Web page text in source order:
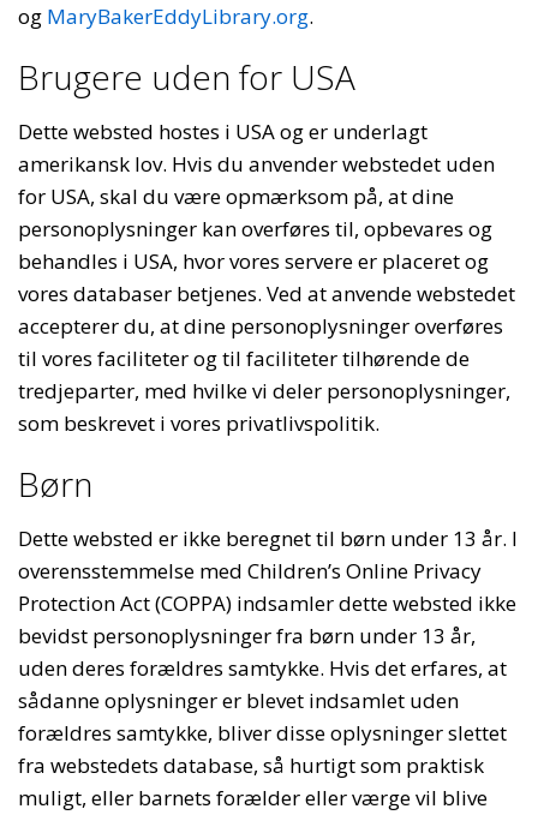
og MaryBakerEddyLibrary.org.
Brugere uden for USA
Dette websted hostes i USA og er underlagt
amerikansk lov. Hvis du anvender webstedet uden
for USA, skal du være opmærksom på, at dine
personoplysninger kan overføres til, opbevares og
behandles i USA, hvor vores servere er placeret og
vores databaser betjenes. Ved at anvende webstedet
accepterer du, at dine personoplysninger overføres
til vores faciliteter og til faciliteter tilhørende de
tredjeparter, med hvilke vi deler personoplysninger,
som beskrevet i vores privatlivspolitik.
Børn
Dette websted er ikke beregnet til børn under 13 år. I
overensstemmelse med Children’s Online Privacy
Protection Act (COPPA) indsamler dette websted ikke
bevidst personoplysninger fra børn under 13 år,
uden deres forældres samtykke. Hvis det erfares, at
sådanne oplysninger er blevet indsamlet uden
forældres samtykke, bliver disse oplysninger slettet
fra webstedets database, så hurtigt som praktisk
muligt, eller barnets forælder eller værge vil blive